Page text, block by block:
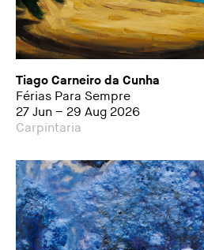
Tiago Carneiro da Cunha
Férias Para Sempre
27 Jun – 29 Aug 2026
Carpintaria